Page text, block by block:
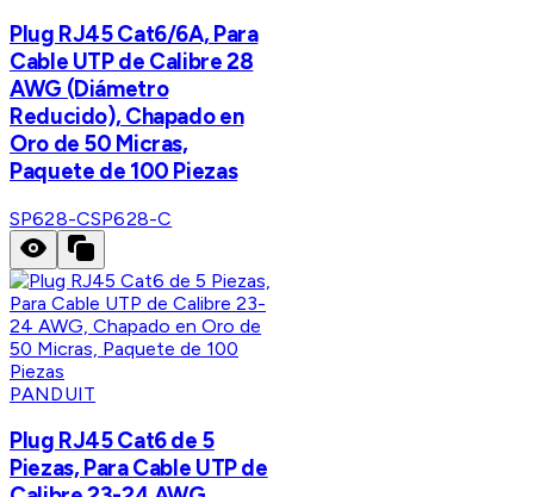
Plug RJ45 Cat6/6A, Para
Cable UTP de Calibre 28
AWG (Diámetro
Reducido), Chapado en
Oro de 50 Micras,
Paquete de 100 Piezas
SP628-CSP628-C
PANDUIT
Plug RJ45 Cat6 de 5
Piezas, Para Cable UTP de